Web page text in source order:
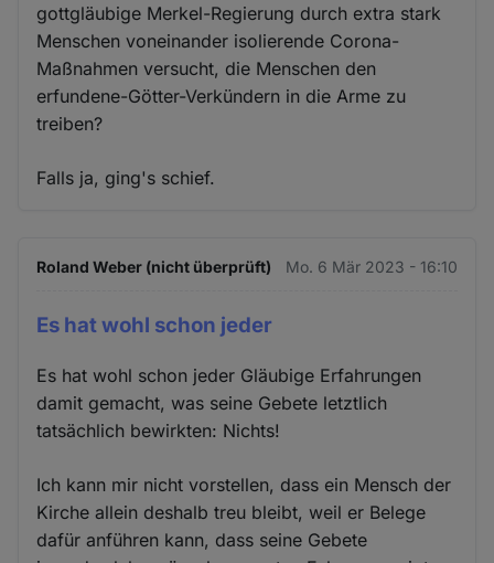
gottgläubige Merkel-Regierung durch extra stark
Menschen voneinander isolierende Corona-
Maßnahmen versucht, die Menschen den
erfundene-Götter-Verkündern in die Arme zu
treiben?
Falls ja, ging's schief.
Roland Weber (nicht überprüft) Mo. 6 Mär 2023 - 16:10
Es hat wohl schon jeder
Es hat wohl schon jeder Gläubige Erfahrungen
damit gemacht, was seine Gebete letztlich
tatsächlich bewirkten: Nichts!
Ich kann mir nicht vorstellen, dass ein Mensch der
Kirche allein deshalb treu bleibt, weil er Belege
dafür anführen kann, dass seine Gebete